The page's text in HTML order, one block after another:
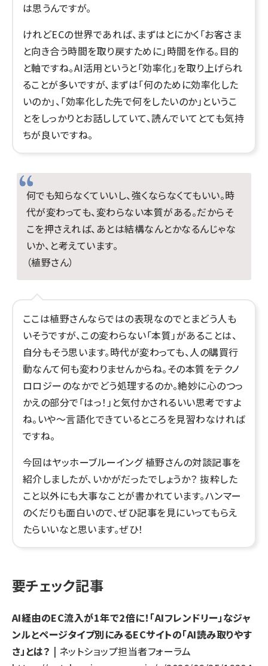
は思うんですが。
けれどECの世界であれば、まずはとにかく「お客さま
と向き合う時間を取り戻すために」時間を作る。目的
と軸ですね。AI活用というと「効率化」を取り上げられ
ることが多いですが、まずは「何のために効率化した
いのか」、「効率化した先で何をしたいのか」というこ
とをしっかりとお話ししていて、読んでいてとても気持
ちが良いですね。
何でも知らなくていいし、強くならなくてもいい。時
代が変わっても、変わらない本質がある。だからそ
こを押さえれば、あとは結構なんとかなるんじゃな
いか、と考えています。
（植野さん）
ここは植野さんならではの表現なのでとまどう人も
いそうですが、この変わらない「本質」があることは、
自分もそう思います。時代が変わっても、人の購買行
動なんて何も変わりませんからね。その本質をテクノ
ロロジーのなかでどう処理するのか。絶妙に心のつっ
かえの部分で「はっ！」と気付かされるいい思考ですよ
ね。いや〜言語化できているところを見習わなければ
ですね。
今回はヤッホーブルーイング 植野さんの対談記事を
紹介しましたが、いかがだったでしょうか？ 抜粋した
こと以外にも大事なことが書かれています。ハンマー
のくだりも面白いので、ぜひ記事を見にいってもらえ
たらいいなと思います。ぜひ！
要チェック記事
AI経由のEC流入が1年で2倍に！「AIフレンドリー」なジャ
ンルとページタイプ別にみるECサイトの「AI読み取りやす
さ」とは？ | ネットショップ担当者フォーラム